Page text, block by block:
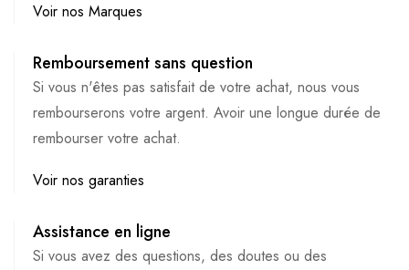
Voir nos Marques
Remboursement sans question
Si vous n'êtes pas satisfait de votre achat, nous vous
rembourserons votre argent. Avoir une longue durée de
rembourser votre achat.
Voir nos garanties
Assistance en ligne
Si vous avez des questions, des doutes ou des